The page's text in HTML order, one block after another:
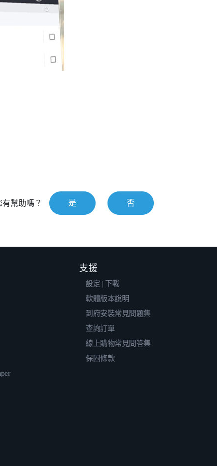
幫助嗎？ 是 否
支援
設定 | 下載
軟體版本說明
到府安裝常見問題集
查詢訂單
線上購物常見問答集
保固條款